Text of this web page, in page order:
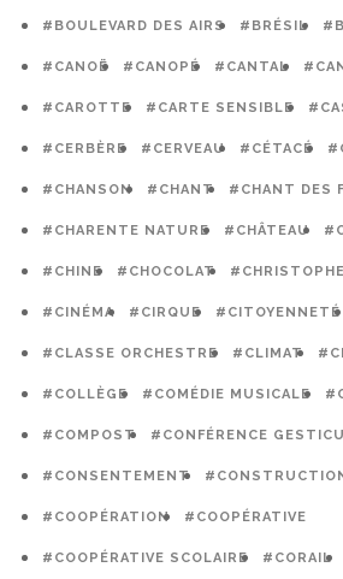
#BOULEVARD DES AIRS #BRÉSIL
#CANOË #CANOPÉ #CANTAL
#CAROTTE #CARTE SENSIBLE
#CERBÈRE #CERVEAU #CÉTACÉ
#CHANSON #CHANT #CHANT DES
#CHARENTE NATURE #CHÂTEAU
#CHINE #CHOCOLAT
#CINÉMA #CIRQUE #CITOYENNETÉ
#CLASSE ORCHESTRE #CLIMAT
#COLLÈGE #COMÉDIE MUSICALE
#COMPOST #CONFÉRENCE
#CONSENTEMENT
#COOPÉRATION #COOPÉRATIVE
#COOPÉRATIVE SCOLAIRE #CORAIL